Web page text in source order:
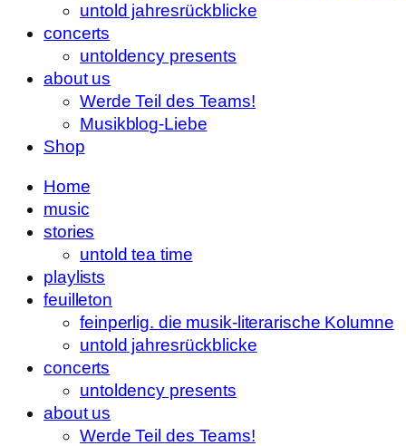
untold jahresrückblicke
concerts
untoldency presents
about us
Werde Teil des Teams!
Musikblog-Liebe
Shop
Home
music
stories
untold tea time
playlists
feuilleton
feinperlig. die musik-literarische Kolumne
untold jahresrückblicke
concerts
untoldency presents
about us
Werde Teil des Teams!